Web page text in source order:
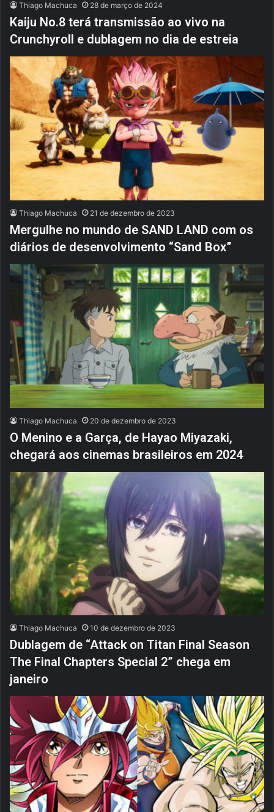
Thiago Machuca 28 de março de 2024
Kaiju No.8 terá transmissão ao vivo na
Crunchyroll e dublagem no dia de estreia
Thiago Machuca 21 de dezembro de 2023
Mergulhe no mundo de SAND LAND com os
diários de desenvolvimento “Sand Box”
Thiago Machuca 20 de dezembro de 2023
O Menino e a Garça, de Hayao Miyazaki,
chegará aos cinemas brasileiros em 2024
Thiago Machuca 10 de dezembro de 2023
Dublagem de “Attack on Titan Final Season
The Final Chapters Special 2” chega em
janeiro